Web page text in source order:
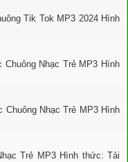
Tik Tok MP3 2024 Hình
Nhạc Trẻ MP3 Hình
Nhạc Trẻ MP3 Hình
Trẻ MP3 Hình thức: Tải